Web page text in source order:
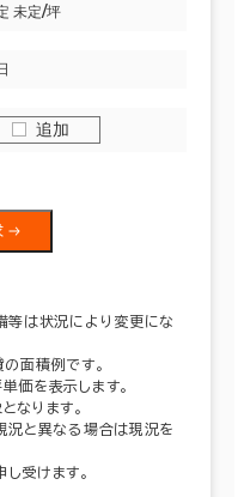
未定/坪
追加
等は状況により変更にな
面積例です。
価を表示します。
なります。
況と異なる場合は現況を
受けます。